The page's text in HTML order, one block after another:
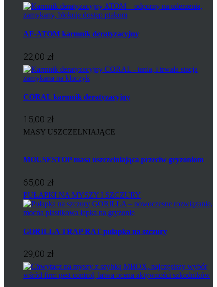
AF-ATOM karmnik deratyzacyjny
22,00 zł
CORAL karmnik deratyzacyjny
15,00 zł
MASY USZCZELNIAJĄCE
MOUSESTOP masa uszczelniająca przeciw gryzoniom
65,00 zł
PUŁAPKI NA MYSZY I SZCZURY
GORILLA TRAP RAT pułapka na szczury
29,00 zł